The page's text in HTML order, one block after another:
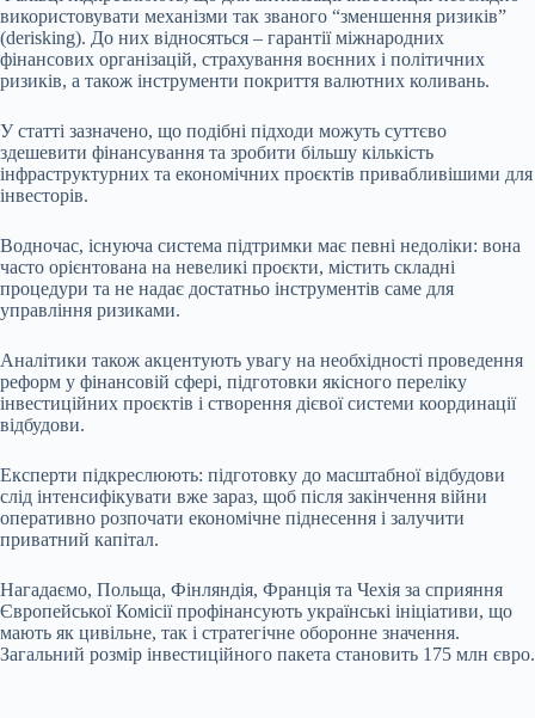
використовувати механізми так званого “зменшення ризиків”
(derisking). До них відносяться – гарантії міжнародних
фінансових організацій, страхування воєнних і політичних
ризиків, а також інструменти покриття валютних коливань.
У статті зазначено, що подібні підходи можуть суттєво
здешевити фінансування та зробити більшу кількість
інфраструктурних та економічних проєктів привабливішими для
інвесторів.
Водночас, існуюча система підтримки має певні недоліки: вона
часто орієнтована на невеликі проєкти, містить складні
процедури та не надає достатньо інструментів саме для
управління ризиками.
Аналітики також акцентують увагу на необхідності проведення
реформ у фінансовій сфері, підготовки якісного переліку
інвестиційних проєктів і створення дієвої системи координації
відбудови.
Експерти підкреслюють: підготовку до масштабної відбудови
слід інтенсифікувати вже зараз, щоб після закінчення війни
оперативно розпочати економічне піднесення і залучити
приватний капітал.
Нагадаємо, Польща, Фінляндія, Франція та Чехія за сприяння
Європейської Комісії профінансують українські ініціативи, що
мають як цивільне, так і стратегічне оборонне значення.
Загальний розмір інвестиційного пакета становить 175 млн євро.